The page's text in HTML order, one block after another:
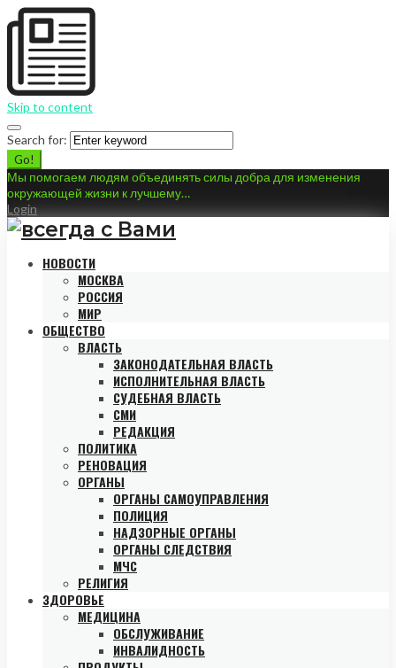
Skip to content
Search for:
Go!
Мы помогаем людям объединять силы добра для изменения
окружающей жизни к лучшему…
Login
НОВОСТИ
МОСКВА
РОССИЯ
МИР
ОБЩЕСТВО
ВЛАСТЬ
ЗАКОНОДАТЕЛЬНАЯ ВЛАСТЬ
ИСПОЛНИТЕЛЬНАЯ ВЛАСТЬ
СУДЕБНАЯ ВЛАСТЬ
СМИ
РЕДАКЦИЯ
ПОЛИТИКА
РЕНОВАЦИЯ
ОРГАНЫ
ОРГАНЫ САМОУПРАВЛЕНИЯ
ПОЛИЦИЯ
НАДЗОРНЫЕ ОРГАНЫ
ОРГАНЫ СЛЕДСТВИЯ
МЧС
РЕЛИГИЯ
ЗДОРОВЬЕ
МЕДИЦИНА
ОБСЛУЖИВАНИЕ
ИНВАЛИДНОСТЬ